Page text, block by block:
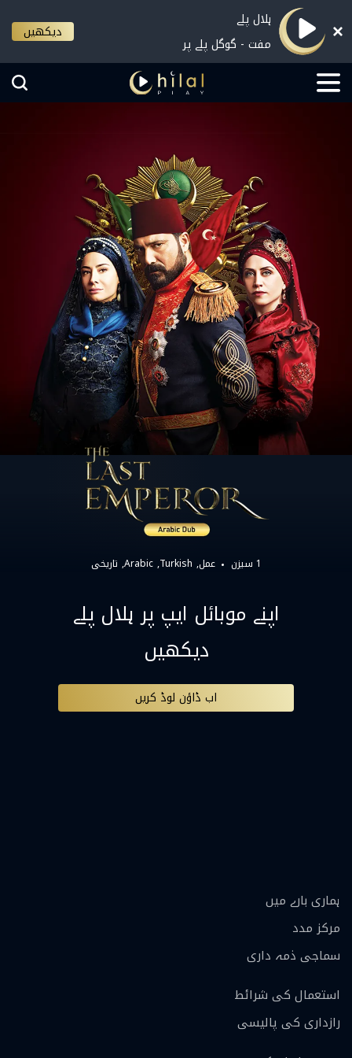
ہلال پلے
مفت - گوگل پلے پر
دیکھیں
1 سیزن عمل Turkish
Arabic تاریخی
اپنے موبائل ایپ پر ہلال پلے
دیکھیں
اب ڈاؤن لوڈ کریں
ہماری بارے ميں
مرکز مدد
سماجی ذمہ داری
استعمال کی شرائط
رازداری کی پالیسی